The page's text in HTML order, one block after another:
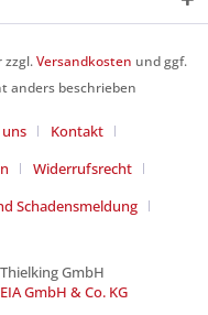
zzgl.Versandkosten und ggf.
anders beschrieben
Kontakt
Widerrufsrecht
Schadensmeldung
GmbH
GmbH & Co. KG